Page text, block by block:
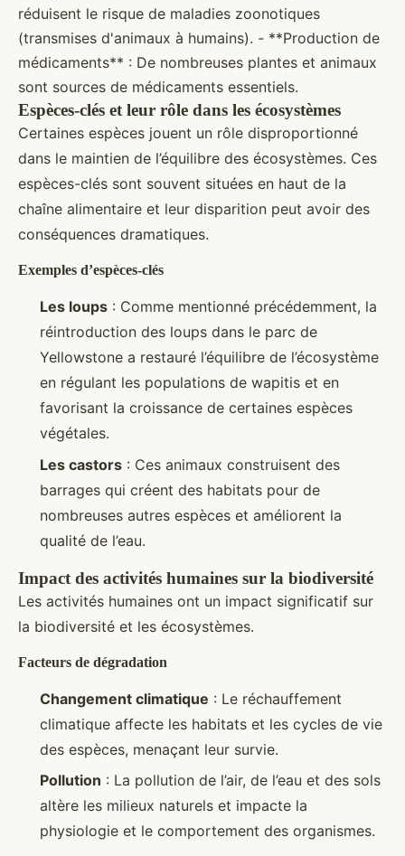
réduisent le risque de maladies zoonotiques
(transmises d'animaux à humains). - **Production de
médicaments** : De nombreuses plantes et animaux
sont sources de médicaments essentiels.
Espèces-clés et leur rôle dans les écosystèmes
Certaines espèces jouent un rôle disproportionné
dans le maintien de l’équilibre des écosystèmes. Ces
espèces-clés sont souvent situées en haut de la
chaîne alimentaire et leur disparition peut avoir des
conséquences dramatiques.
Exemples d’espèces-clés
Les loups : Comme mentionné précédemment, la
réintroduction des loups dans le parc de
Yellowstone a restauré l’équilibre de l’écosystème
en régulant les populations de wapitis et en
favorisant la croissance de certaines espèces
végétales.
Les castors : Ces animaux construisent des
barrages qui créent des habitats pour de
nombreuses autres espèces et améliorent la
qualité de l’eau.
Impact des activités humaines sur la biodiversité
Les activités humaines ont un impact significatif sur
la biodiversité et les écosystèmes.
Facteurs de dégradation
Changement climatique : Le réchauffement
climatique affecte les habitats et les cycles de vie
des espèces, menaçant leur survie.
Pollution : La pollution de l’air, de l’eau et des sols
altère les milieux naturels et impacte la
physiologie et le comportement des organismes.